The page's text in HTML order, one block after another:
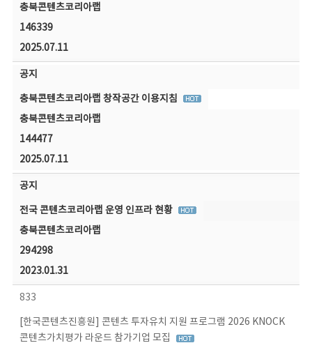
충북콘텐츠코리아랩
146339
2025.07.11
공지
충북콘텐츠코리아랩 창작공간 이용지침
충북콘텐츠코리아랩
144477
2025.07.11
공지
전국 콘텐츠코리아랩 운영 인프라 현황
충북콘텐츠코리아랩
294298
2023.01.31
833
[한국콘텐츠진흥원] 콘텐츠 투자유치 지원 프로그램 2026 KNOCK
콘텐츠가치평가 라운드 참가기업 모집